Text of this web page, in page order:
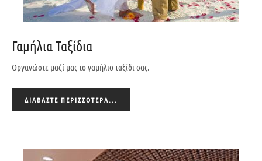
Γαμήλια Ταξίδια
Οργανώστε μαζί μας το γαμήλιο ταξίδι σας.
ΔΙΑΒΆΣΤΕ ΠΕΡΙΣΣΌΤΕΡΑ...